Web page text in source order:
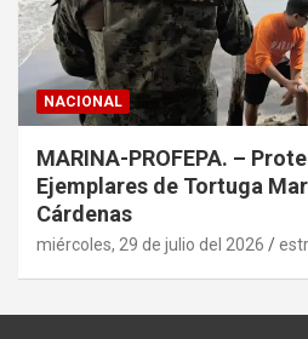
NACIONAL
MARINA-PROFEPA. –
Ejemplares de Tortuga
Cárdenas
miércoles, 29 de julio del 2026